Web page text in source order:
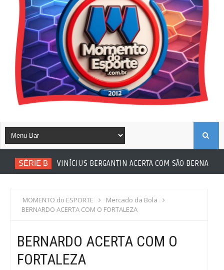
SÉRIE B VINÍCIUS BERGANTIN ACERTA COM SÃO BERNARDO
MOMENTO do ESPORTE
Mercado da Bola
BERNARDO ACERTA COM O FORTALEZA
BERNARDO ACERTA COM O
FORTALEZA